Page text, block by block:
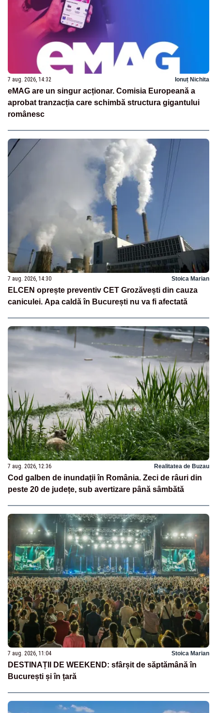
7 aug. 2026, 14:32 Ionuț Nichita
eMAG are un singur acționar. Comisia Europeană a
aprobat tranzacția care schimbă structura gigantului
românesc
7 aug. 2026, 14:30 Stoica Marian
ELCEN oprește preventiv CET Grozăvești din cauza
caniculei. Apa caldă în București nu va fi afectată
7 aug. 2026, 12:36 Realitatea de Buzau
Cod galben de inundații în România. Zeci de râuri din
peste 20 de județe, sub avertizare până sâmbătă
7 aug. 2026, 11:04 Stoica Marian
DESTINAȚII DE WEEKEND: sfârșit de săptămână în
București și în țară